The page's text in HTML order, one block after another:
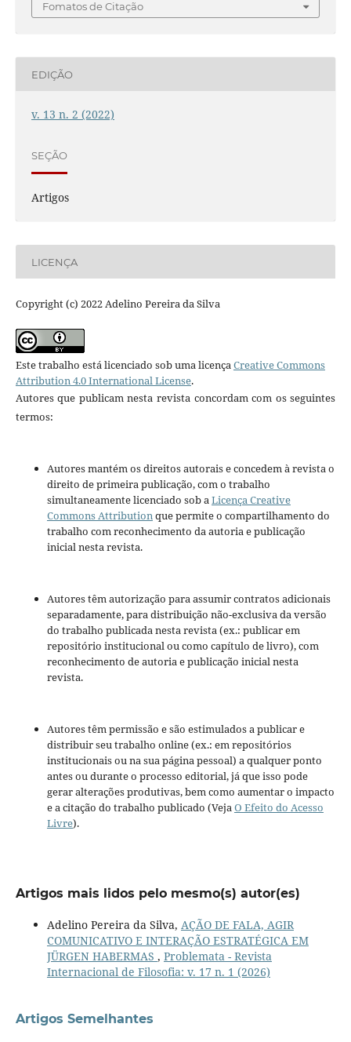
Fomatos de Citação
EDIÇÃO
v. 13 n. 2 (2022)
SEÇÃO
Artigos
LICENÇA
Copyright (c) 2022 Adelino Pereira da Silva
Este trabalho está licenciado sob uma licençaCreative Commons
Attribution 4.0 International License.
Autores que publicam nesta revista concordam com os seguintes
termos:
Autores mantém os direitos autorais e concedem à revista o
direito de primeira publicação, com o trabalho
simultaneamente licenciado sob aLicença Creative
Commons Attributionque permite o compartilhamento do
trabalho com reconhecimento da autoria e publicação
inicial nesta revista.
Autores têm autorização para assumir contratos adicionais
separadamente, para distribuição não-exclusiva da versão
do trabalho publicada nesta revista (ex.: publicar em
repositório institucional ou como capítulo de livro), com
reconhecimento de autoria e publicação inicial nesta
revista.
Autores têm permissão e são estimulados a publicar e
distribuir seu trabalho online (ex.: em repositórios
institucionais ou na sua página pessoal) a qualquer ponto
antes ou durante o processo editorial, já que isso pode
gerar alterações produtivas, bem como aumentar o impacto
e a citação do trabalho publicado (VejaO Efeito do Acesso
Livre).
Artigos mais lidos pelo mesmo(s) autor(es)
Adelino Pereira da Silva, AÇÃO DE FALA, AGIR
COMUNICATIVO E INTERAÇÃO ESTRATÉGICA EM
JÜRGEN HABERMAS , Problemata - Revista
Internacional de Filosofia: v. 17 n. 1 (2026)
Artigos Semelhantes